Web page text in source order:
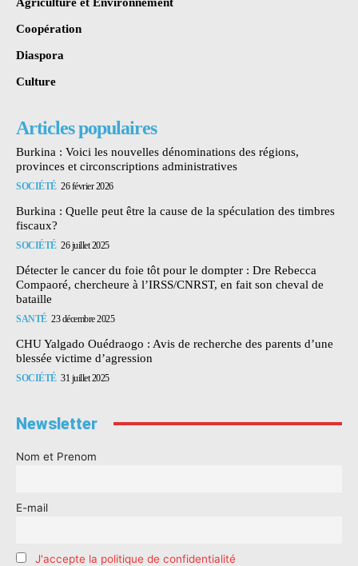
Coopération
Diaspora
Culture
Articles populaires
Burkina : Voici les nouvelles dénominations des régions,
provinces et circonscriptions administratives
SOCIÉTÉ 26 février 2026
Burkina : Quelle peut être la cause de la spéculation des timbres
fiscaux?
SOCIÉTÉ 26 juillet 2025
Détecter le cancer du foie tôt pour le dompter : Dre Rebecca
Compaoré, chercheure à l’IRSS/CNRST, en fait son cheval de
bataille
SANTÉ 23 décembre 2025
CHU Yalgado Ouédraogo : Avis de recherche des parents d’une
blessée victime d’agression
SOCIÉTÉ 31 juillet 2025
Newsletter
Nom et Prenom
E-mail
J'accepte la politique de confidentialité